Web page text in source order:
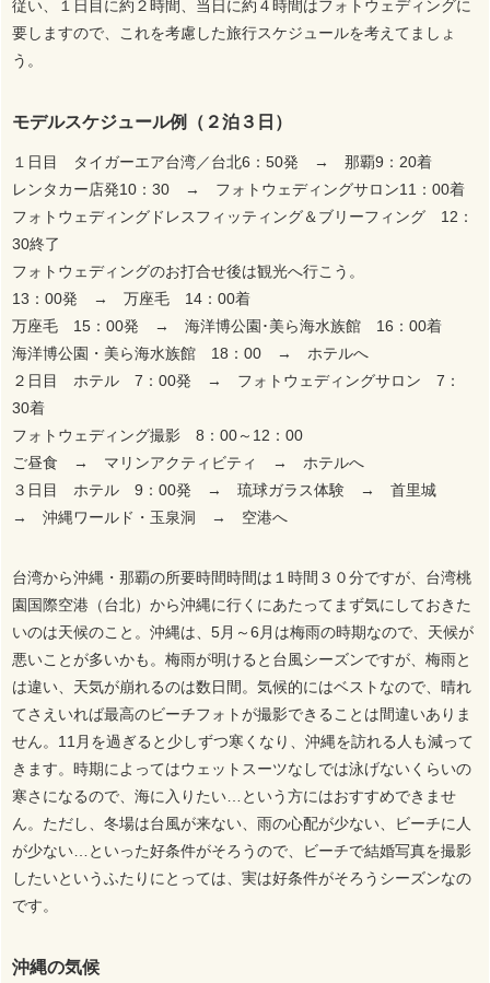
従い、１日目に約２時間、当日に約４時間はフォトウェディングに
要しますので、これを考慮した旅行スケジュールを考えてましょ
う。
モデルスケジュール例（２泊３日）
１日目 タイガーエア台湾／台北6：50発 → 那覇9：20着
レンタカー店発10：30 → フォトウェディングサロン11：00着
フォトウェディングドレスフィッティング＆ブリーフィング 12：
30終了
フォトウェディングのお打合せ後は観光へ行こう。
13：00発 → 万座毛 14：00着
万座毛 15：00発 → 海洋博公園･美ら海水族館 16：00着
海洋博公園・美ら海水族館 18：00 → ホテルへ
２日目 ホテル 7：00発 → フォトウェディングサロン 7：
30着
フォトウェディング撮影 8：00～12：00
ご昼食 → マリンアクティビティ → ホテルへ
３日目 ホテル 9：00発 → 琉球ガラス体験 → 首里城
→ 沖縄ワールド・玉泉洞 → 空港へ
台湾から沖縄・那覇の所要時間時間は１時間３０分ですが、台湾桃
園国際空港（台北）から沖縄に行くにあたってまず気にしておきた
いのは天候のこと。沖縄は、5月～6月は梅雨の時期なので、天候が
悪いことが多いかも。梅雨が明けると台風シーズンですが、梅雨と
は違い、天気が崩れるのは数日間。気候的にはベストなので、晴れ
てさえいれば最高のビーチフォトが撮影できることは間違いありま
せん。11月を過ぎると少しずつ寒くなり、沖縄を訪れる人も減って
きます。時期によってはウェットスーツなしでは泳げないくらいの
寒さになるので、海に入りたい…という方にはおすすめできませ
ん。ただし、冬場は台風が来ない、雨の心配が少ない、ビーチに人
が少ない…といった好条件がそろうので、ビーチで結婚写真を撮影
したいというふたりにとっては、実は好条件がそろうシーズンなの
です。
沖縄の気候